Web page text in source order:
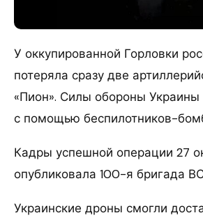
У оккупированной Горловки
потеряла сразу две
«Пион». Силы обороны Украины
с помощью беспилотников-
Кадры успешной операции 27
опубликовала 100-я бригада
Украинские дроны смогли